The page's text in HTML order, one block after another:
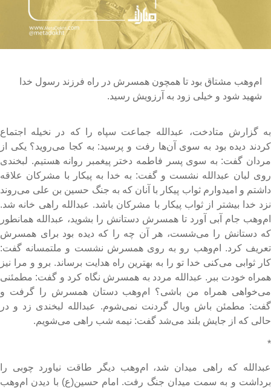
ام‌وهب مشتاق بود تا همچون همسرش در راه فرزند رسول خدا
شهید شود و خیلی زود به آرزویش رسید.
گزارش متادخت، عبدالله جماعت سپاه را که در نخیله اجتماع
دیده بود به سوی آن‌ها رفت و پرسید: به کجا می‌روید؟ یکی از
گفت: به سوی پسر فاطمه دختر پیغمبر روانه هستیم. لبخندی
لبان عبدالله نشست و گفت: به خدا به پیکار با مشرکان علاقه
و امیدوارم ثواب پیکار با آنان که به جنگ حسین بن علی می‌روند
خدا بیشتر از ثواب پیکار با مشرکان باشد. عبدالله راهی خانه شد.
جام آبی آورد تا همسرش دستانش را بشوید، عبدالله همانطور
دستانش را می‌شست، هر آن چه را که دیده بود برای همسرش
کرد. ام‌وهب رو به روی همسرش نشست و ملتمسانه گفت:
ثوابی می‌کنی خدا تو را به بهترین راه هدایت برساند. برو و مرا نیز
خودت ببر. عبدالله مردد به همسرش نگاه کرد و گفت: مطمئنی
همراه من باشی؟ ام‌وهب دستان همسرش را گرفت و
مطمئن باش وبال گردنت نمی‌شوم. عبدالله لبخندی زد و در
که از جایش بلند می‌شد گفت: نیمه شب راهی می‌شویم.
که راهی میدان شد، ام‌وهب دیگر طاقت نیاورد چوبی را
و به سمت میدان جنگ رفت. امام حسین(ع) با دیدن ام‌وهب